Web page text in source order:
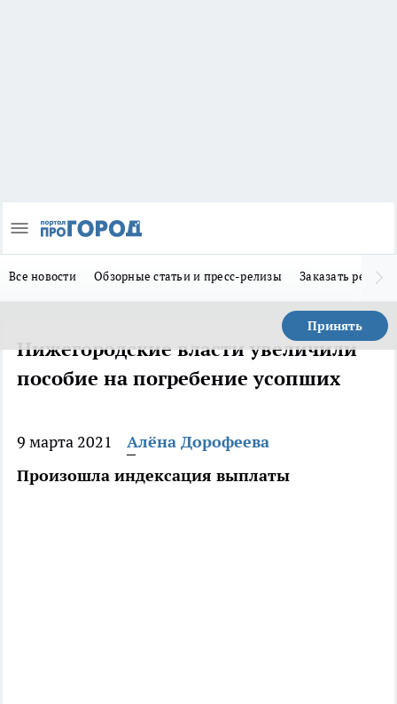
Все новости Обзорные статьи и пресс-релизы Заказать
Принять
Нижегородские власти увеличили
пособие на погребение усопших
9 марта 2021
Алёна Дорофеева
Произошла индексация выплаты